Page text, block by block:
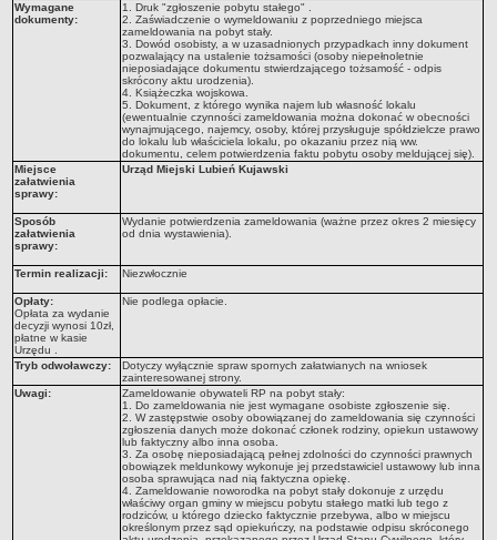
Nieodpłatna Pomoc Prawna
Ochrona Danych Osobowych
Konsultacje Społeczne
Raport o stanie zapewnienia dostępności podmiotu publicznego
WŁADZE I STRUKTURA
Rada Miejska
Burmistrz
Urząd miejski
Sołtysi i Rady Sołeckie
Jednostki organizacyjne
Rekrutacja pracowników
REGULAMINY
Regulamin Organizacyjny
Regulamin Pracy
Regulamin Etyki
Regulamin funkcjonowania monitoringu wizyjnego na terenie Gminy
Lubień Kujawski.
SPRAWY DO ZAŁATWIENIA
Wykaz spraw i sposób załatwiania
Wymagane
dokumenty:
1. Druk "zgłoszenie pobytu stałego" .
2. Zaświadczenie o wymeldowaniu z poprzedniego miejsca
zameldowania na pobyt stały.
3. Dowód osobisty, a w uzasadnionych przypadkach inny dokument
pozwalający na ustalenie tożsamości (osoby niepełnoletnie
nieposiadające dokumentu stwierdzającego tożsamość - odpis
skrócony aktu urodzenia).
4. Książeczka wojskowa.
5. Dokument, z którego wynika najem lub własność lokalu
(ewentualnie czynności zameldowania można dokonać w obecności
wynajmującego, najemcy, osoby, której przysługuje spółdzielcze prawo
do lokalu lub właściciela lokalu, po okazaniu przez nią ww.
dokumentu, celem potwierdzenia faktu pobytu osoby meldującej się).
Miejsce
załatwienia
sprawy:
Urząd Miejski Lubień Kujawski
Sposób
załatwienia
sprawy:
Wydanie potwierdzenia zameldowania (ważne przez okres 2 miesięcy
od dnia wystawienia).
Termin realizacji: Niezwłocznie
Opłaty:
Opłata za wydanie
decyzji wynosi 10zł,
płatne w kasie
Urzędu .
Nie podlega opłacie.
Tryb odwoławczy:
Dotyczy wyłącznie spraw spornych załatwianych na wniosek
zainteresowanej strony.
Uwagi:
Zameldowanie obywateli RP na pobyt stały:
1. Do zameldowania nie jest wymagane osobiste zgłoszenie się.
2. W zastępstwie osoby obowiązanej do zameldowania się czynności
zgłoszenia danych może dokonać członek rodziny, opiekun ustawowy
lub faktyczny albo inna osoba.
3. Za osobę nieposiadającą pełnej zdolności do czynności prawnych
obowiązek meldunkowy wykonuje jej przedstawiciel ustawowy lub inna
osoba sprawująca nad nią faktyczna opiekę.
4. Zameldowanie noworodka na pobyt stały dokonuje z urzędu
właściwy organ gminy w miejscu pobytu stałego matki lub tego z
rodziców, u którego dziecko faktycznie przebywa, albo w miejscu
określonym przez sąd opiekuńczy, na podstawie odpisu skróconego